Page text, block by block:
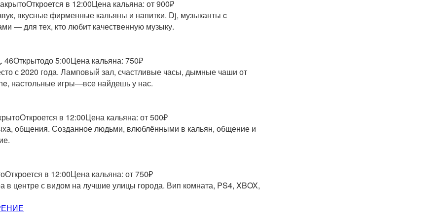
Откроется в 12:00Цена кальяна: от 900₽
вкусные фирменные кальяны и напитки. Dj, музыканты c
— для тех, кто любит качественную музыку.
46Открытодо 5:00Цена кальяна: 750₽
с 2020 года. Ламповый зал, счастливые часы, дымные чаши от
настольные игры—все найдешь у нас.
Откроется в 12:00Цена кальяна: от 500₽
общения. Созданное людьми, влюблёнными в кальян, общение и
Откроется в 12:00Цена кальяна: от 750₽
в центре с видом на лучшие улицы города. Вип комната, PS4, XBOX,